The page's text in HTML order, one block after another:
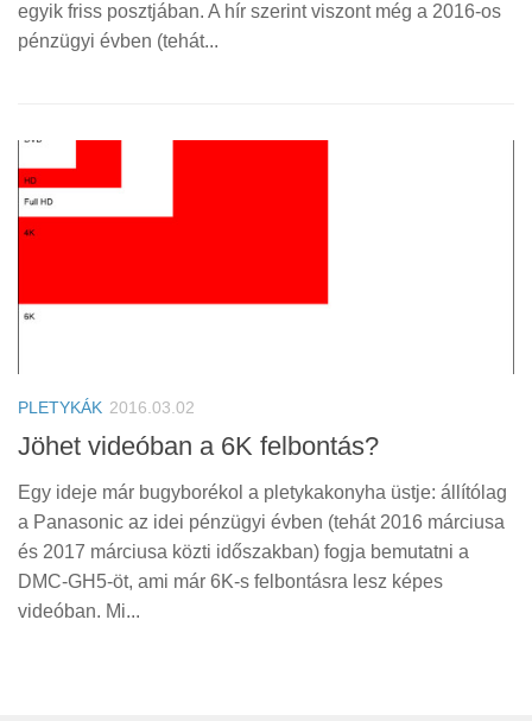
egyik friss posztjában. A hír szerint viszont még a 2016-os
pénzügyi évben (tehát...
PLETYKÁK 2016.03.02
Jöhet videóban a 6K felbontás?
Egy ideje már bugyborékol a pletykakonyha üstje: állítólag
a Panasonic az idei pénzügyi évben (tehát 2016 márciusa
és 2017 márciusa közti időszakban) fogja bemutatni a
DMC-GH5-öt, ami már 6K-s felbontásra lesz képes
videóban. Mi...